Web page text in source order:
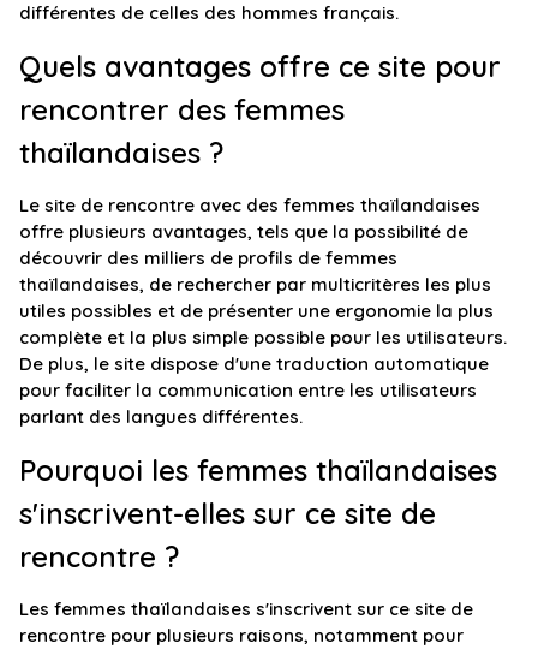
différentes de celles des hommes français.
Quels avantages offre ce site pour
rencontrer des femmes
thaïlandaises ?
Le site de rencontre avec des femmes thaïlandaises
offre plusieurs avantages, tels que la possibilité de
découvrir des milliers de profils de femmes
thaïlandaises, de rechercher par multicritères les plus
utiles possibles et de présenter une ergonomie la plus
complète et la plus simple possible pour les utilisateurs.
De plus, le site dispose d'une traduction automatique
pour faciliter la communication entre les utilisateurs
parlant des langues différentes.
Pourquoi les femmes thaïlandaises
s'inscrivent-elles sur ce site de
rencontre ?
Les femmes thaïlandaises s'inscrivent sur ce site de
rencontre pour plusieurs raisons, notamment pour